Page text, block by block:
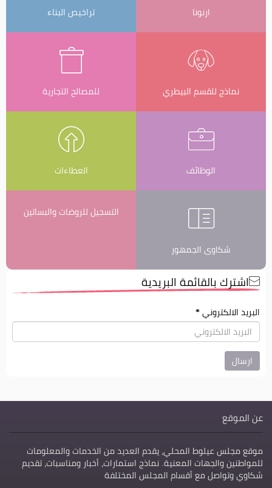
ارنونا تراخيص البناء
نماذج للقسم البيطري للمصالح التجارية
الوظائف العطاءات
شكاوى الجمهور
التسجيل للروضات والبساتين
اشترك بالقائمة البريدية
البريد الالكتروني*
عن الموقع
موقع مجلس عيلوط المحلي، يقدم العديد من الخدمات والمعلومات
للمواطنين والجهات المعنية. نماذج استمارات، أخبار ومناسبات، تقديم
شكاوي وتواصل مع أقسام المجلس المختلفة